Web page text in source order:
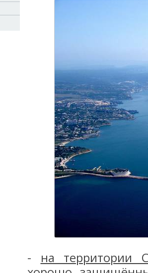
- на территории